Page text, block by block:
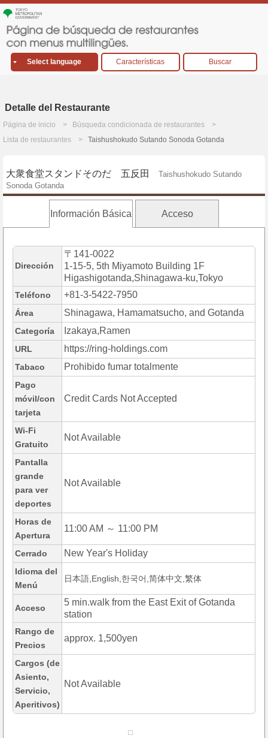
Select language Características Buscar
Detalle del Restaurante
Página de inicio
Búsqueda condicionada de restaurantes
Lista de restaurantes
Taishushokudo Sutando Sonoda Gotanda
大衆食堂スタンドそのだ 五反田
Taishushokudo Sutando
Sonoda Gotanda
Información Básica Acceso
Dirección
〒141-0022
1-15-5, 5th Miyamoto Building 1F
Higashigotanda,Shinagawa-ku,Tokyo
Teléfono +81-3-5422-7950
Área Shinagawa, Hamamatsucho, and Gotanda
Categoría Izakaya,Ramen
URL https://ring-holdings.com
Tabaco Prohibido fumar totalmente
Pago
móvil/con
tarjeta
Credit Cards Not Accepted
Wi-Fi
Gratuito
Not Available
Pantalla
grande
para ver
deportes
Not Available
Horas de
Apertura
11:00 AM ～ 11:00 PM
Cerrado New Year's Holiday
Idioma del
Menú
日本語,English,한국어,简体中文,繁体
Acceso
5 min.walk from the East Exit of Gotanda
station
Rango de
Precios
approx. 1,500yen
Cargos (de
Asiento,
Servicio,
Aperitivos)
Not Available